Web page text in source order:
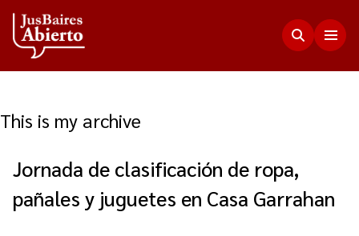
Justicia Abierta
Transparencia
Funciones del Consejo de la Magistratura
JusLab
Innovación en la Justicia
This is my archive
Jornada de clasificación de ropa,
pañales y juguetes en Casa Garrahan